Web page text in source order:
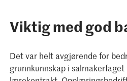
Viktig med god
Det var helt avgjørende for
grunnkunnskap i salmakerfaget